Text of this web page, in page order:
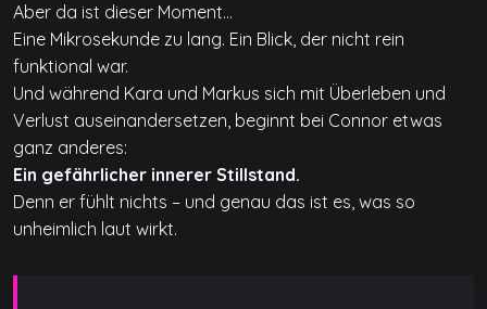
Aber da ist dieser Moment…
Eine Mikrosekunde zu lang. Ein Blick, der nicht rein
funktional war.
Und während Kara und Markus sich mit Überleben und
Verlust auseinandersetzen, beginnt bei Connor etwas
ganz anderes:
Ein gefährlicher innerer Stillstand.
Denn er fühlt nichts – und genau das ist es, was so
unheimlich laut wirkt.